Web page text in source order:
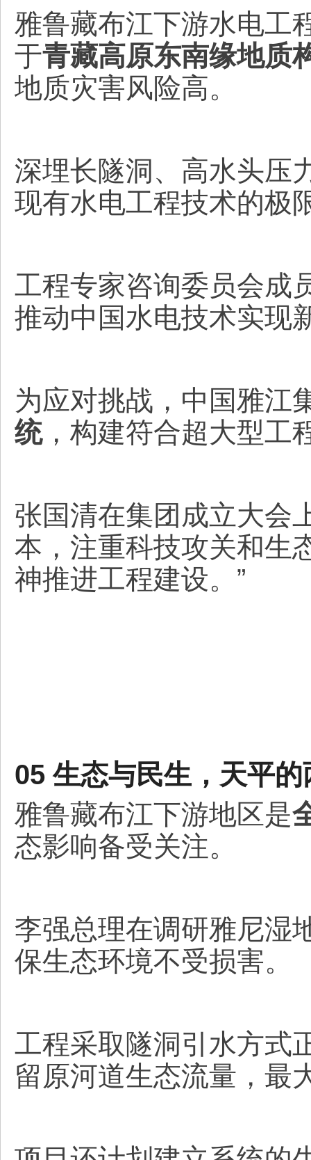
雅鲁藏布江下游水电工
于青藏高原东南缘地质
地质灾害风险高。
深埋长隧洞、高水头压
现有水电工程技术的极
工程专家咨询委员会成
推动中国水电技术实现
为应对挑战，中国雅江
统，构建符合超大型工
张国清在集团成立大会
本，注重科技攻关和生
神推进工程建设。”
05 生态与民生，天平的
雅鲁藏布江下游地区是
态影响备受关注。
李强总理在调研雅尼湿
保生态环境不受损害。
工程采取隧洞引水方式
留原河道生态流量，最